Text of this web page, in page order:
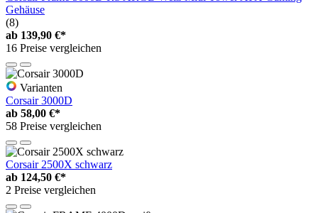
Gehäuse
(8)
ab 139,90 €*
16 Preise vergleichen
Varianten
Corsair 3000D
ab 58,00 €*
58 Preise vergleichen
Corsair 2500X schwarz
ab 124,50 €*
2 Preise vergleichen